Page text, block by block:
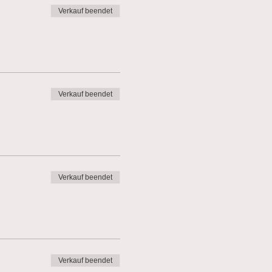
Verkauf beendet
Verkauf beendet
Verkauf beendet
Verkauf beendet